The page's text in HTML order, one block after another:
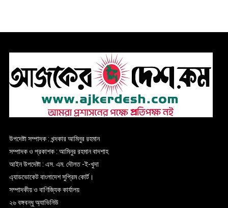
উপদেষ্টা সম্পাদক : খন্দকার আমিনুর রহমান
সম্পাদক ও প্রকাশক : আমিনুর রহমান বাদশাহ
আইন উপদেষ্টা : এস. এম. দৌলত -ই-খুদা
এ্যাডভোকেট বাংলাদেশ সুপ্রিম কোর্ট।
সম্পাদকীয় ও বাণিজ্যিক কার্যালয়
২৬ বঙ্গবন্ধু অ্যাভিনিউ